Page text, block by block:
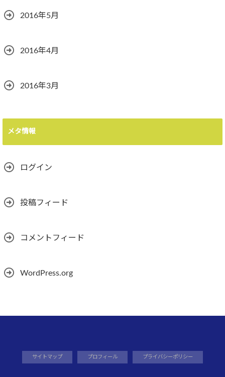
2016年5月
2016年4月
2016年3月
メタ情報
ログイン
投稿フィード
コメントフィード
WordPress.org
サイトマップ プロフィール プライバシーポリシー